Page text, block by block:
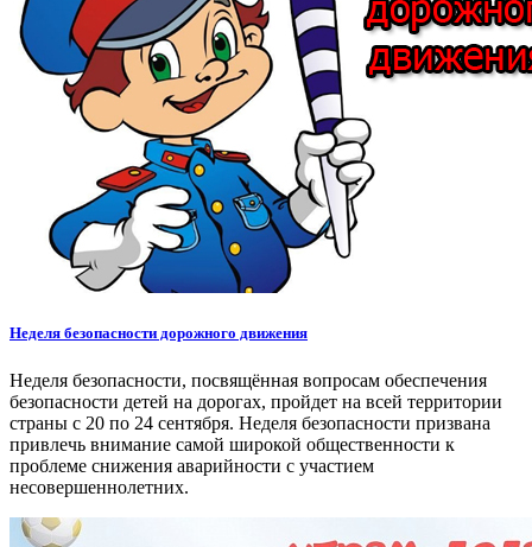
Неделя безопасности дорожного движения
Неделя безопасности, посвящённая вопросам обеспечения
безопасности детей на дорогах, пройдет на всей территории
страны с 20 по 24 сентября. Неделя безопасности призвана
привлечь внимание самой широкой общественности к
проблеме снижения аварийности с участием
несовершеннолетних.